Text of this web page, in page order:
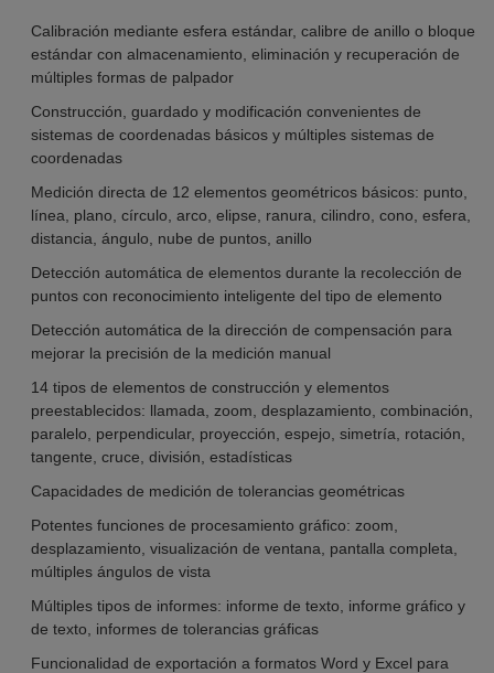
Calibración mediante esfera estándar, calibre de anillo o bloque
estándar con almacenamiento, eliminación y recuperación de
múltiples formas de palpador
Construcción, guardado y modificación convenientes de
sistemas de coordenadas básicos y múltiples sistemas de
coordenadas
Medición directa de 12 elementos geométricos básicos: punto,
línea, plano, círculo, arco, elipse, ranura, cilindro, cono, esfera,
distancia, ángulo, nube de puntos, anillo
Detección automática de elementos durante la recolección de
puntos con reconocimiento inteligente del tipo de elemento
Detección automática de la dirección de compensación para
mejorar la precisión de la medición manual
14 tipos de elementos de construcción y elementos
preestablecidos: llamada, zoom, desplazamiento, combinación,
paralelo, perpendicular, proyección, espejo, simetría, rotación,
tangente, cruce, división, estadísticas
Capacidades de medición de tolerancias geométricas
Potentes funciones de procesamiento gráfico: zoom,
desplazamiento, visualización de ventana, pantalla completa,
múltiples ángulos de vista
Múltiples tipos de informes: informe de texto, informe gráfico y
de texto, informes de tolerancias gráficas
Funcionalidad de exportación a formatos Word y Excel para